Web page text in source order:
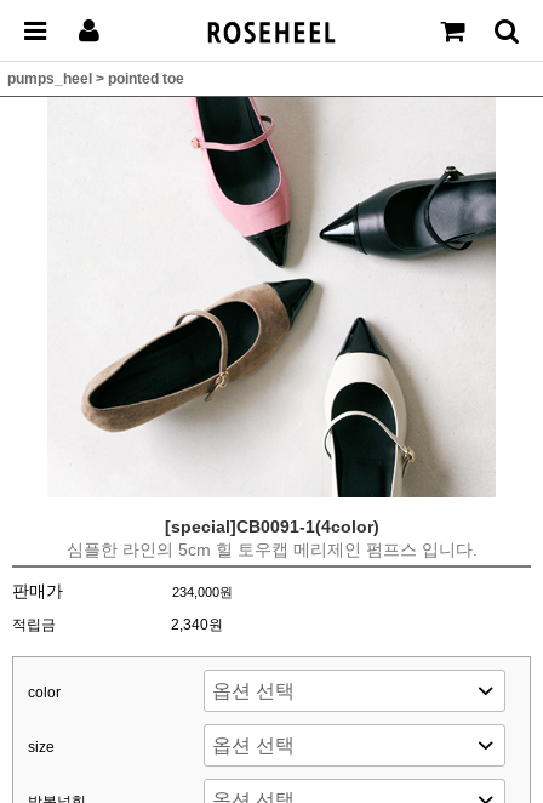
pumps_heel > pointed toe
[special]CB0091-1(4color)
심플한 라인의 5cm 힐 토우캡 메리제인 펌프스 입니다.
판매가 234,000원
적립금 2,340원
color
size